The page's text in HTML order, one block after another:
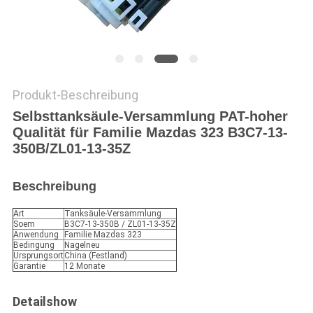
Produkt-Beschreibung
Selbsttanksäule-Versammlung PAT-hoher
Qualität für Familie Mazdas 323 B3C7-13-
350B/ZL01-13-35Z
Beschreibung
Art
Tanksäule-Versammlung
Soem
B3C7-13-350B / ZL01-13-35Z
Anwendung
Familie Mazdas 323
Bedingung
Nagelneu
UrsprungsortChina (Festland)
Garantie
12 Monate
Detailshow